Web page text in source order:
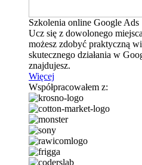
Szkolenia online Google Ads
Ucz się z dowolonego
możesz zdobyć praktyczną
skutecznego działania w
znajdujesz.
Więcej
Współpracowałem z: